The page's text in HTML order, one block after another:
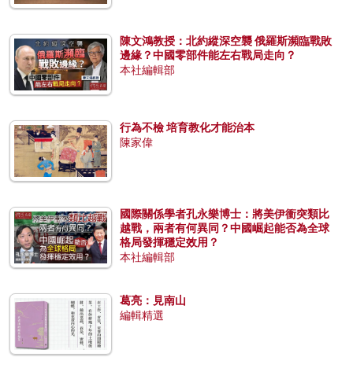
陳文鴻教授：北約縱深空襲 俄羅斯瀕臨戰敗
邊緣？中國零部件能左右戰局走向？
本社編輯部
行為不檢 培育教化才能治本
陳家偉
國際關係學者孔永樂博士：將美伊衝突類比
越戰，兩者有何異同？中國崛起能否為全球
格局發揮穩定效用？
本社編輯部
葛亮：見南山
編輯精選